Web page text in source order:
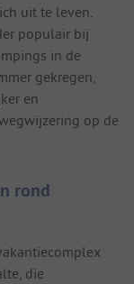
uit te leven.
populair bij
in de
gekregen,
en
op de
rond
die